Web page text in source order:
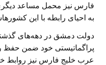
فارس نیز محمل مساعد
به احیای رابطه با این
دولت دمشق در دهه‌های
پراگماتیستی خود ضمن حفظ
عرب خلیج فارس نیز روابط